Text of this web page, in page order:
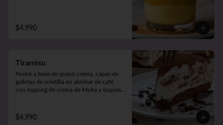
$4.990
Tiramisu
Postre a base de queso crema, capas de
galletas de soletilla en almíbar de café,
con topping de crema de Moka y toques
$4.990